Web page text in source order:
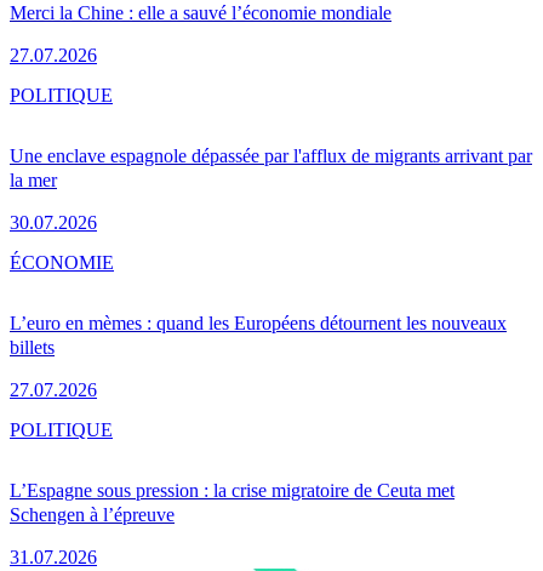
Merci la Chine : elle a sauvé l’économie mondiale
27.07.2026
Une enclave espagnole dépassée par l'afflux de migrants arrivant par
la mer
30.07.2026
POLITIQUE
L’euro en mèmes : quand les Européens détournent les nouveaux
billets
27.07.2026
ÉCONOMIE
L’Espagne sous pression : la crise migratoire de Ceuta met
Schengen à l’épreuve
31.07.2026
POLITIQUE